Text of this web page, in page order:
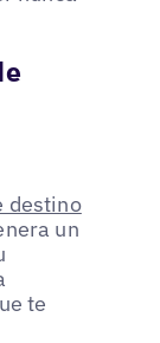
destino
un
te